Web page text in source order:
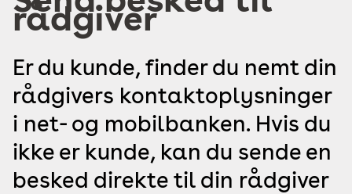
rådgiver
Er du kunde, finder du nemt din
rådgivers kontaktoplysninger
i net- og mobilbanken. Hvis du
ikke er kunde, kan du sende en
besked direkte til din rådgiver